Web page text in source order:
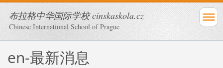
布拉格中华国际学校 cinskaskola.cz
Chinese International School of Prague
en-最新消息